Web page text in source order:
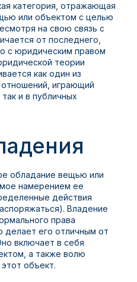
категория, отражающая
или объектом с целью
на свою связь с
от последнего,
с юридическим правом
теории
как один из
играющий
и в публичных
обладание вещью или
намерением ее
действия
Владение
права
делает его отличным от
включает в себя
а также волю
объект.